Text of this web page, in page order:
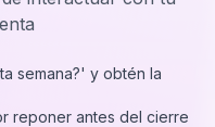
semana?' y obtén la
reponer antes del cierre